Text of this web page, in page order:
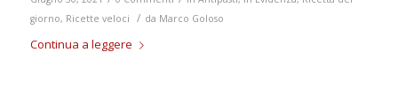
giorno, Ricette veloci / da Marco Goloso
Continua a leggere